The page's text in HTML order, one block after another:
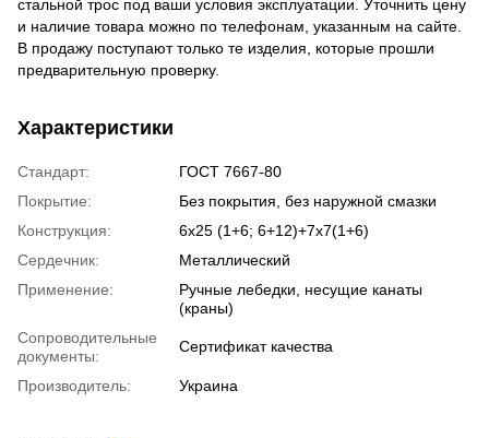
стальной трос под ваши условия эксплуатации. Уточнить цену
и наличие товара можно по телефонам, указанным на сайте.
В продажу поступают только те изделия, которые прошли
предварительную проверку.
Характеристики
Стандарт:
ГОСТ 7667-80
Покрытие:
Без покрытия, без наружной смазки
Конструкция:
6х25 (1+6; 6+12)+7х7(1+6)
Сердечник:
Металлический
Применение:
Ручные лебедки, несущие канаты
(краны)
Сопроводительные
документы:
Сертификат качества
Производитель: Украина